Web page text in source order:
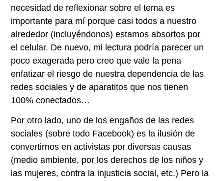
necesidad de reflexionar sobre el tema es
importante para mí porque casi todos a nuestro
alrededor (incluyéndonos) estamos absortos por
el celular. De nuevo, mi lectura podría parecer un
poco exagerada pero creo que vale la pena
enfatizar el riesgo de nuestra dependencia de las
redes sociales y de aparatitos que nos tienen
100% conectados…
Por otro lado, uno de los engaños de las redes
sociales (sobre todo Facebook) es la ilusión de
convertirnos en activistas por diversas causas
(medio ambiente, por los derechos de los niños y
las mujeres, contra la injusticia social, etc.) Pero la